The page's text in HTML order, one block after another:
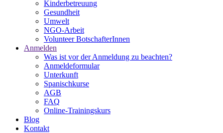
Kinderbetreuung
Gesundheit
Umwelt
NGO-Arbeit
Volunteer BotschafterInnen
Anmelden
Was ist vor der Anmeldung zu beachten?
Anmeldeformular
Unterkunft
Spanischkurse
AGB
FAQ
Online-Trainingskurs
Blog
Kontakt